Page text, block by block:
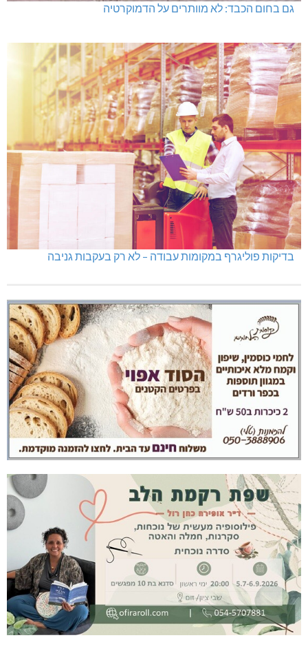
גם בחום הכבד: לא מוותרים על הדמוקרטיה
בדיקות פוליגרף במקומות עבודה – לא רק בעקבות גניבה